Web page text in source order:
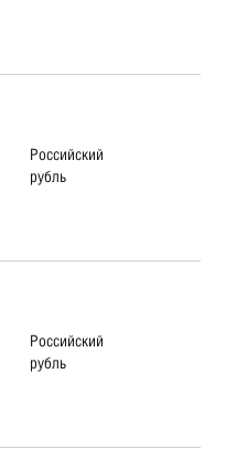
Российский
рубль
Российский
рубль